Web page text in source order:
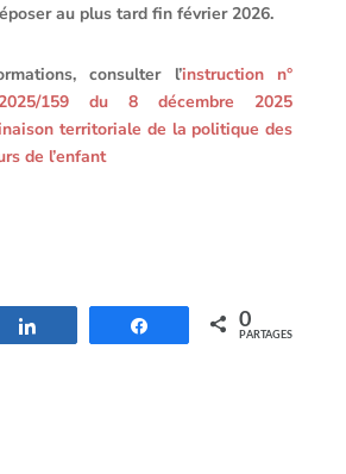
au plus tard fin février 2026.
consulter l’instruction n°
2025/159 du 8 décembre 2025
territoriale de la politique des
de l’enfant
Partagez 0
PARTAGES